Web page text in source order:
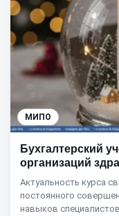
МИПО
Бухгалтерский
организаций
Актуальность курса
постоянного
навыков